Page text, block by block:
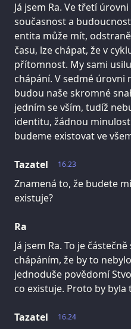
Já jsem Ra. Ve třetí
současnost a
entita může mít,
času, lze chápat, že v
přítomnost. My sami
chápání. V sedmé úrovni
budou naše skromné
jedním se vším, tudíž
identitu, žádnou
budeme existovat ve
16.23
Tazatel
Znamená to, že budete
existuje?
Ra
Já jsem Ra. To je
chápáním, že by to
jednoduše povědomí
co existuje. Proto by
16.24
Tazatel